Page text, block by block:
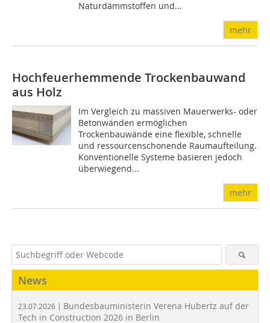
Naturdämmstoffen und...
mehr
Hochfeuerhemmende Trockenbauwand
aus Holz
Im Vergleich zu massiven Mauerwerks- oder
Betonwänden ermöglichen
Trockenbauwände eine flexible, schnelle
und ressourcenschonende Raumaufteilung.
Konventionelle Systeme basieren jedoch
überwiegend...
mehr
News
23.07.2026 | Bundesbauministerin Verena Hubertz auf der
Tech in Construction 2026 in Berlin